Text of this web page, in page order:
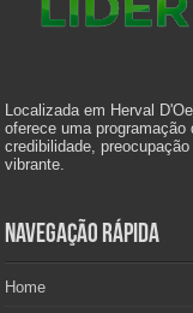
Localizada em Herval
oferece uma
credibilidade,
vibrante.
Navegação Rápida
Home